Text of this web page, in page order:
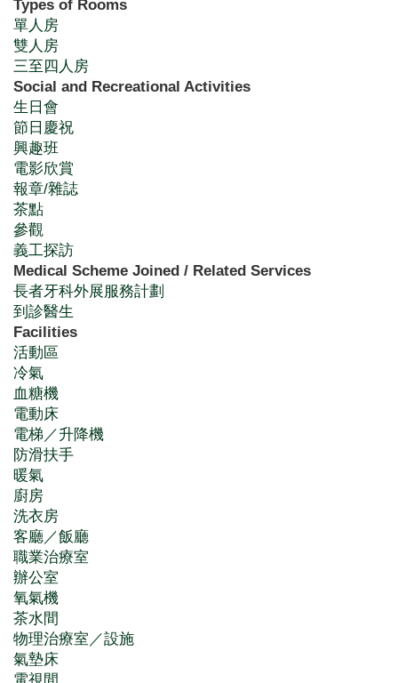
Types of Rooms
單人房
雙人房
三至四人房
Social and Recreational Activities
生日會
節日慶祝
興趣班
電影欣賞
報章/雜誌
茶點
參觀
義工探訪
Medical Scheme Joined / Related Services
長者牙科外展服務計劃
到診醫生
Facilities
活動區
冷氣
血糖機
電動床
電梯／升降機
防滑扶手
暖氣
廚房
洗衣房
客廳／飯廳
職業治療室
辦公室
氧氣機
茶水間
物理治療室／設施
氣墊床